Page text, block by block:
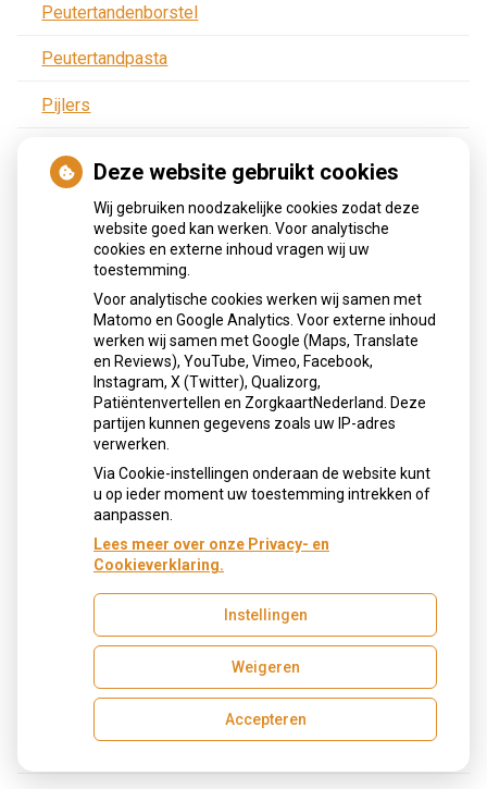
Peutertandenborstel
Peutertandpasta
Pijlers
Pijn
Pijn na behandeling
Plaat- of frameprothese
Plakverklikker
Pocket
Poetsbeweging
Poetsen
Poetsinstructie
Poetsmethode
Porseleinen kroon
Deze website gebruikt cookies
Wij gebruiken noodzakelijke cookies zodat deze
website goed kan werken. Voor analytische
cookies en externe inhoud vragen wij uw
toestemming.
Voor analytische cookies werken wij samen met
Matomo en Google Analytics. Voor externe inhoud
werken wij samen met Google (Maps, Translate
en Reviews), YouTube, Vimeo, Facebook,
Instagram, X (Twitter), Qualizorg,
Patiëntenvertellen en ZorgkaartNederland. Deze
partijen kunnen gegevens zoals uw IP-adres
verwerken.
Via Cookie-instellingen onderaan de website kunt
u op ieder moment uw toestemming intrekken of
aanpassen.
Lees meer over onze Privacy- en
Cookieverklaring.
Instellingen
Weigeren
Accepteren